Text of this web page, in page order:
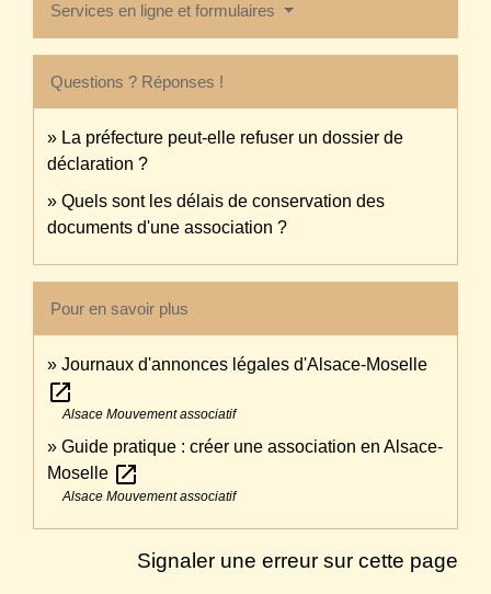
Services en ligne et formulaires
Questions ? Réponses !
La préfecture peut-elle refuser un dossier de
déclaration ?
Quels sont les délais de conservation des
documents d'une association ?
Pour en savoir plus
Journaux d'annonces légales d'Alsace-Moselle
open_in_new
Alsace Mouvement associatif
Guide pratique : créer une association en Alsace-
Moselle open_in_new
Alsace Mouvement associatif
Signaler une erreur sur cette page